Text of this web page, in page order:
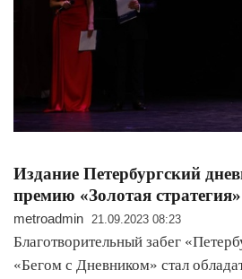
Издание Петербургский
премию «Золотая стратегия»
metroadmin 21.09.2023 08:23
Благотворительный забег
«Бегом с Дневником» стал